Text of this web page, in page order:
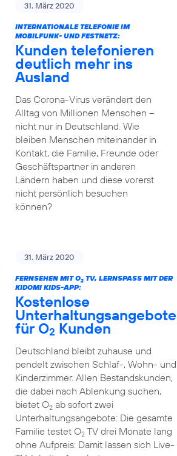
31. März 2020
INTERNATIONALE TELEFONIE IM
MOBILFUNK- UND FESTNETZ:
Kunden telefonieren
deutlich mehr ins
Ausland
Das Corona-Virus verändert den
Alltag von Millionen Menschen –
nicht nur in Deutschland. Wie
bleiben Menschen miteinander in
Kontakt, die Familie, Freunde oder
Geschäftspartner in anderen
Ländern haben und diese vorerst
nicht persönlich besuchen
können?
31. März 2020
FERNSEHEN MIT O2TV, LERNSPASS MIT DER K
IDOMI KIDS-APP:
Kostenlose
Unterhaltungsangebote
für O2 Kunden
Deutschland bleibt zuhause und
pendelt zwischen Schlaf-, Wohn- und
Kinderzimmer. Allen Bestandskunden,
die dabei nach Ablenkung suchen,
bietet O2ab sofort zwei
Unterhaltungsangebote: Die gesamte
Familie testet O2TV drei Monate lang
ohne Aufpreis: Damit lassen sich Live-